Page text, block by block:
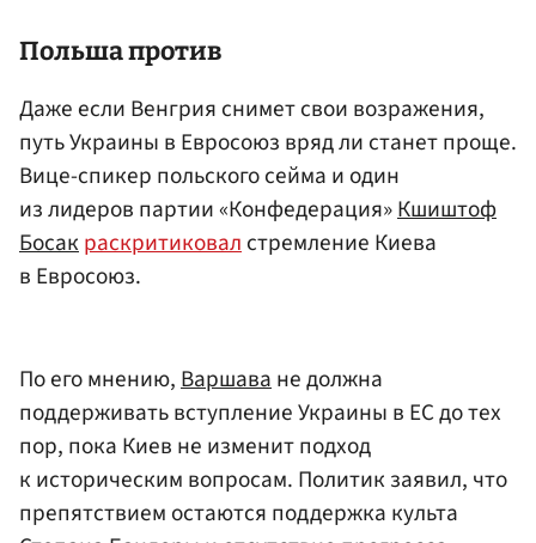
Польшапротив
Даже если Венгрия снимет свои возражения,
путь Украины в Евросоюз вряд ли станет проще.
Вице-спикер польского сейма и один
из лидеров партии «Конфедерация»Кшиштоф
Босакраскритиковалстремление Киева
в Евросоюз.
По его мнению, Варшава не должна
поддерживать вступление Украины в ЕС до тех
пор, пока Киев не изменит подход
к историческим вопросам. Политик заявил, что
препятствием остаются поддержка культа